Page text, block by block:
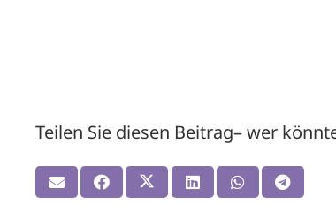
Teilen Sie diesen Beitrag– wer